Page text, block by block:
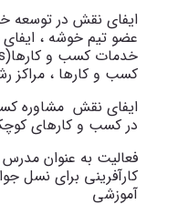
ایفای نقش در توسعه
عضو تیم خوشه ،
خدمات کسب و کارها(
کسب و کارها ، مراکز
ایفای نقش مشاوره
در کسب و کارهای
فعالیت به عنوان مدرس
کارآفرینی برای نسل
آموزشی